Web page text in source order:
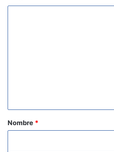
rNombre *